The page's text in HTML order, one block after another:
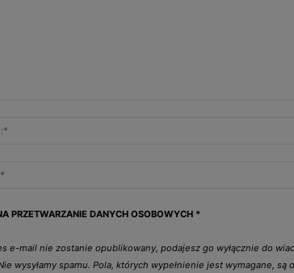
PRZETWARZANIE DANYCH OSOBOWYCH *
e-mail nie zostanie opublikowany, podajesz go wyłącznie do
wysyłamy spamu. Pola, których wypełnienie jest wymagane, są